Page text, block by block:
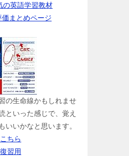
の英語学習教材
まとめページ
の生命線かもしれませ
といった感じで、覚え
いいかなと思います。
ちら
習用